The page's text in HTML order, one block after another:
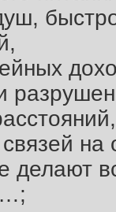
на
делают